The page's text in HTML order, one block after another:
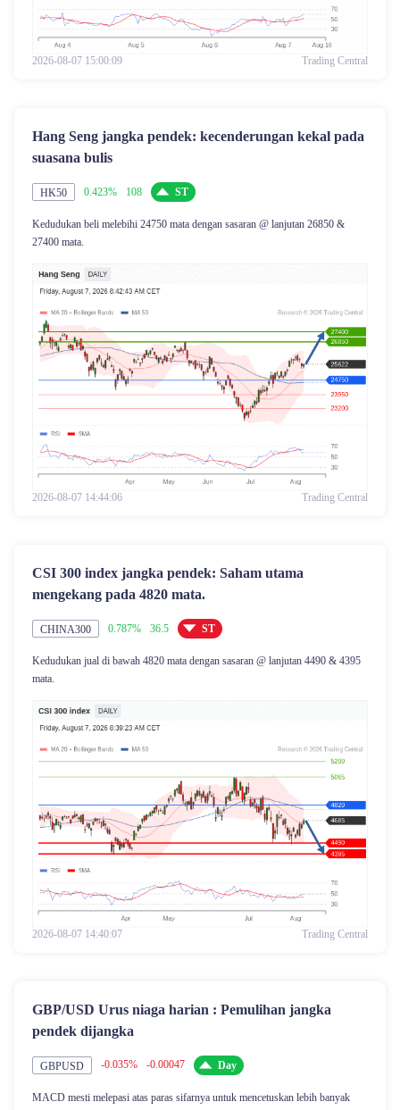
2026-08-07 15:00:09 Trading Central
Hang Seng jangka pendek: kecenderungan kekal pada
suasana bulis
HK50 0.423% 108 ST
Kedudukan beli melebihi 24750 mata dengan sasaran @ lanjutan 26850 &
27400 mata.
2026-08-07 14:44:06 Trading Central
CSI 300 index jangka pendek: Saham utama
mengekang pada 4820 mata.
CHINA300 0.787% 36.5 ST
Kedudukan jual di bawah 4820 mata dengan sasaran @ lanjutan 4490 & 4395
mata.
2026-08-07 14:40:07 Trading Central
GBP/USD Urus niaga harian : Pemulihan jangka
pendek dijangka
GBPUSD -0.035% -0.00047 Day
MACD mesti melepasi atas paras sifarnya untuk mencetuskan lebih banyak